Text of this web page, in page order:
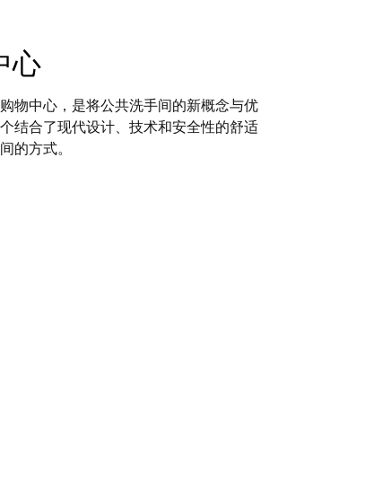
心
物中心，是将公共洗手间的新概念与优
结合了现代设计、技术和安全性的舒适
的方式。